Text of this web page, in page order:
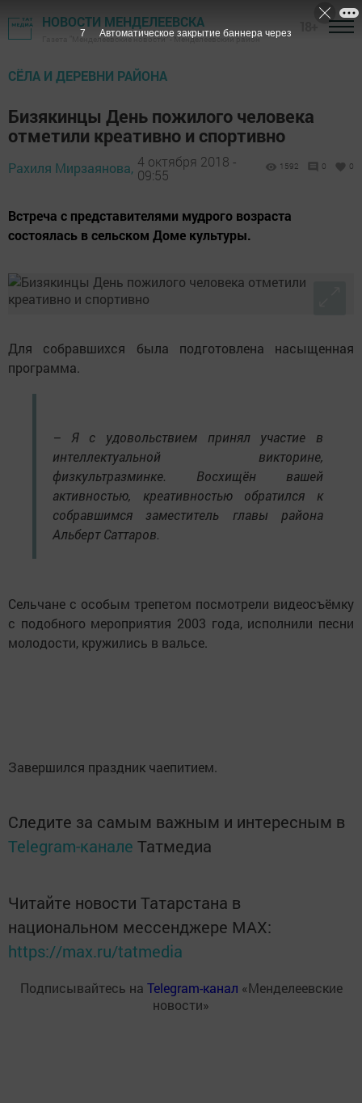
НОВОСТИ МЕНДЕЛЕЕВСКА
Газета "Менделеевские новости" - Менделеевский район
СЁЛА И ДЕРЕВНИ РАЙОНА
Бизякинцы День пожилого человека
отметили креативно и спортивно
Рахиля Мирзаянова, 4 октября 2018 -
09:55
1592 0 0
Встреча с представителями мудрого возраста
состоялась в сельском Доме культуры.
Для собравшихся была подготовлена насыщенная
программа.
– Я с удовольствием принял участие в
интеллектуальной викторине,
физкультразминке. Восхищён вашей
активностью, креативностью обратился к
собравшимся заместитель главы района
Альберт Саттаров.
Сельчане с особым трепетом посмотрели видеосъёмку
с подобного мероприятия 2003 года, исполнили песни
молодости, кружились в вальсе.
Завершился праздник чаепитием.
Следите за самым важным и интересным в
Telegram-канале Татмедиа
Читайте новости Татарстана в
национальном мессенджере MАХ:
https://max.ru/tatmedia
Подписывайтесь на Telegram-канал «Менделеевские
новости»
6 Автоматическое закрытие баннера через